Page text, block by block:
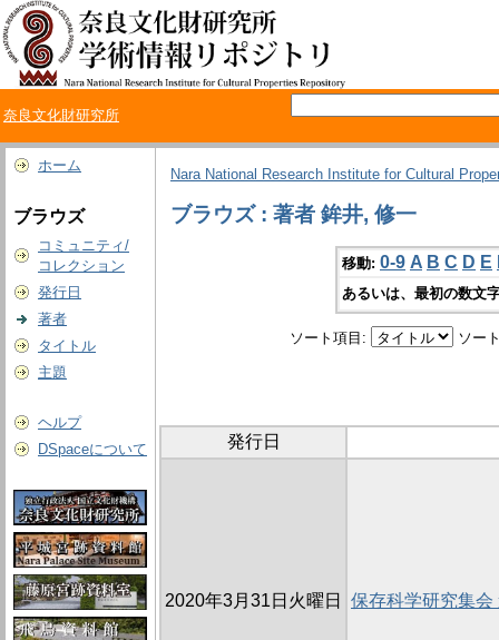
奈良文化財研究所
ホーム
ブラウズ
コミュニティ/
コレクション
発行日
著者
タイトル
主題
ヘルプ
DSpaceについて
Nara National Research Institute for Cultural
ブラウズ : 著者 鉾井, 修一
移動: 0-9 A B C D E
あるいは、最初の数文
ソート項目: ソー
発行日
2020年3月31日火曜日 保存科学研究集